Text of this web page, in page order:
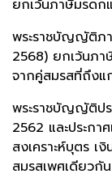
ยกเว้นภาษีมรดก
พระราชบัญญัติภ
2568) ยกเว้นภ
จากคู่สมรสที่ถึงแ
พระราชบัญญัติป
2562 และประก
สงเคราะห์บุตร เ
สมรสเพศเดียวกัน